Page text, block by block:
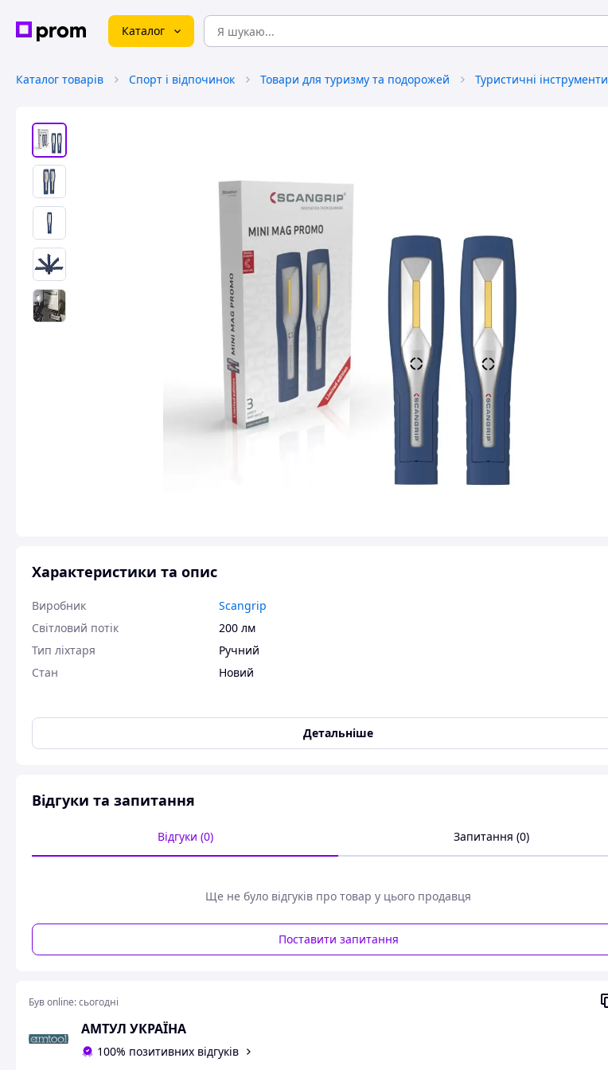
Каталог
Каталог товарів Спорт і відпочинок Товари для туризму та подорожей Туристичні інструменти
Характеристики та опис
Виробник
Scangrip
Світловий потік
200 лм
Тип ліхтаря
Ручний
Стан
Новий
Промо 2024 - комплект 2 шт SCANGRIP MINI MAG PRO,
Mini Mag Pro оснащений функцією плавного регулювання яскравості від 10% до 100%,
порівняно з попередньою версією ліхтаря, клас захисту підвищено до IP54,
верхня частина рухлива і повертається на кут 180º,
освітленість на відстані 0.5 м, люкс: 35...350,
потужність світлового потоку, люмен: 20...200,
колірна температура: 6000 к,
тип батареї: Li-ion,
напруга батареї: 3.7 В,
Детальніше
Відгуки та запитання
Відгуки (0) Запитання (0)
Ще не було відгуків про товар у цього продавця
Поставити запитання
Був online:сьогодні
АМТУЛ УКРАЇНА
100% позитивних відгуків